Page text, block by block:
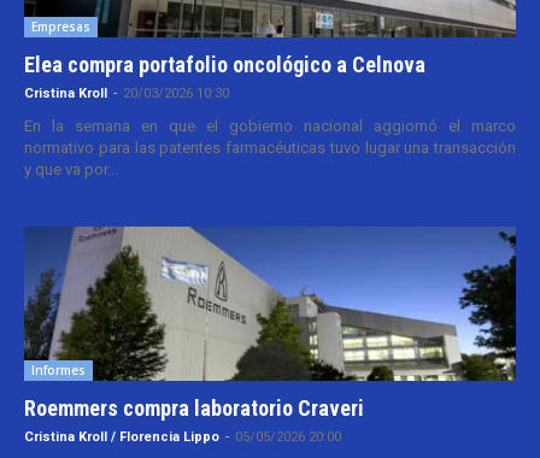
Empresas
Elea compra portafolio oncológico a Celnova
Cristina Kroll - 20/03/2026 10:30
En la semana en que el gobierno nacional aggiornó el marco
normativo para las patentes farmacéuticas tuvo lugar una transacción
y que va por...
Informes
Roemmers compra laboratorio Craveri
Cristina Kroll / Florencia Lippo - 05/05/2026 20:00